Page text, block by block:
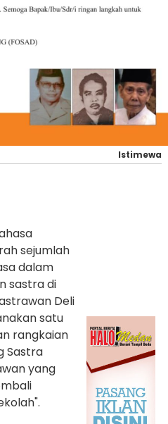
Istimewa
sejumlah
dalam
sastra di
Deli
satu
rangkaian
Sastra
yang